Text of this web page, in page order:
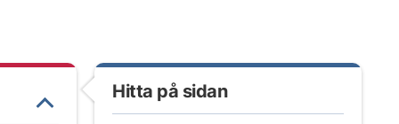
Hitta på sidan